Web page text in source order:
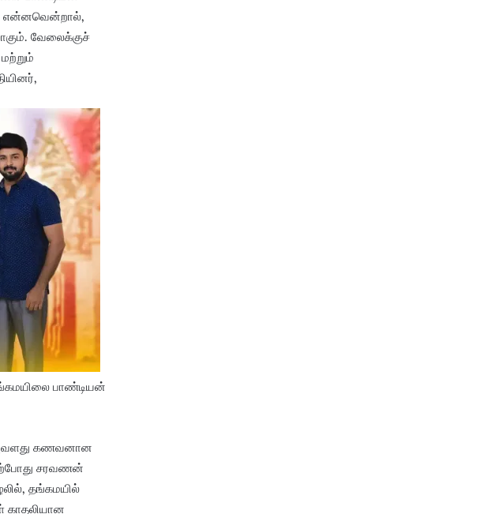
என்னவென்றால்,
வேலைக்குச்
பாண்டியன்
அவளது கணவனான
சரவணன்
தங்கமயில்
காதலியான